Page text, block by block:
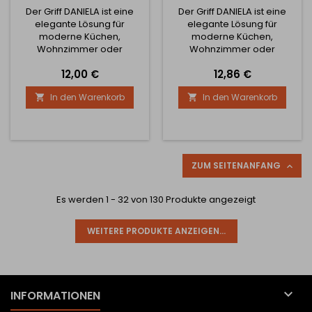
Der Griff DANIELA ist eine
elegante Lösung für
moderne Küchen,
Wohnzimmer oder
hochwertigem Aluminium,
vereint
er Widerstandsfähigkeit
und Leichtigkeit mit
minimalistischen Form und
verschiedenen Größen...
Preis
12,00 €
 In den Warenkorb
Der Griff DANIELA ist eine
elegante Lösung für
moderne Küchen,
Wohnzimmer oder
hochwertigem Aluminium,
vereint
er Widerstandsfähigkeit
und Leichtigkeit mit
minimalistischen Form und
20 mm sowie einer Höhe
von 29 mm passt er in
verschiedenen Größen...
Preis
12,86 €
 In den Warenkorb
ZUM SEITENANFANG 
Es werden 1 - 32 von 130 Produkte angezeigt
WEITERE PRODUKTE ANZEIGEN...
INFORMATIONEN 